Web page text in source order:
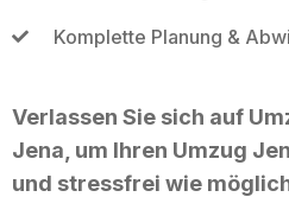
Komplette Planung &
Verlassen Sie sich auf
Jena, um Ihren Umzug
und stressfrei wie